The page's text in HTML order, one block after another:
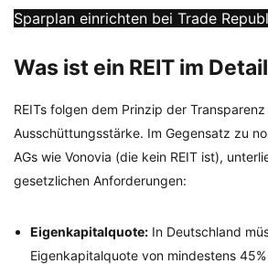
Sparplan einrichten bei Trade
Was ist ein REIT im
REITs folgen dem Prinzip der Transparenz
Ausschüttungsstärke. Im Gegensatz zu
AGs wie Vonovia (die kein REIT ist),
gesetzlichen Anforderungen:
Eigenkapitalquote: In Deutschland
Eigenkapitalquote von mindestens